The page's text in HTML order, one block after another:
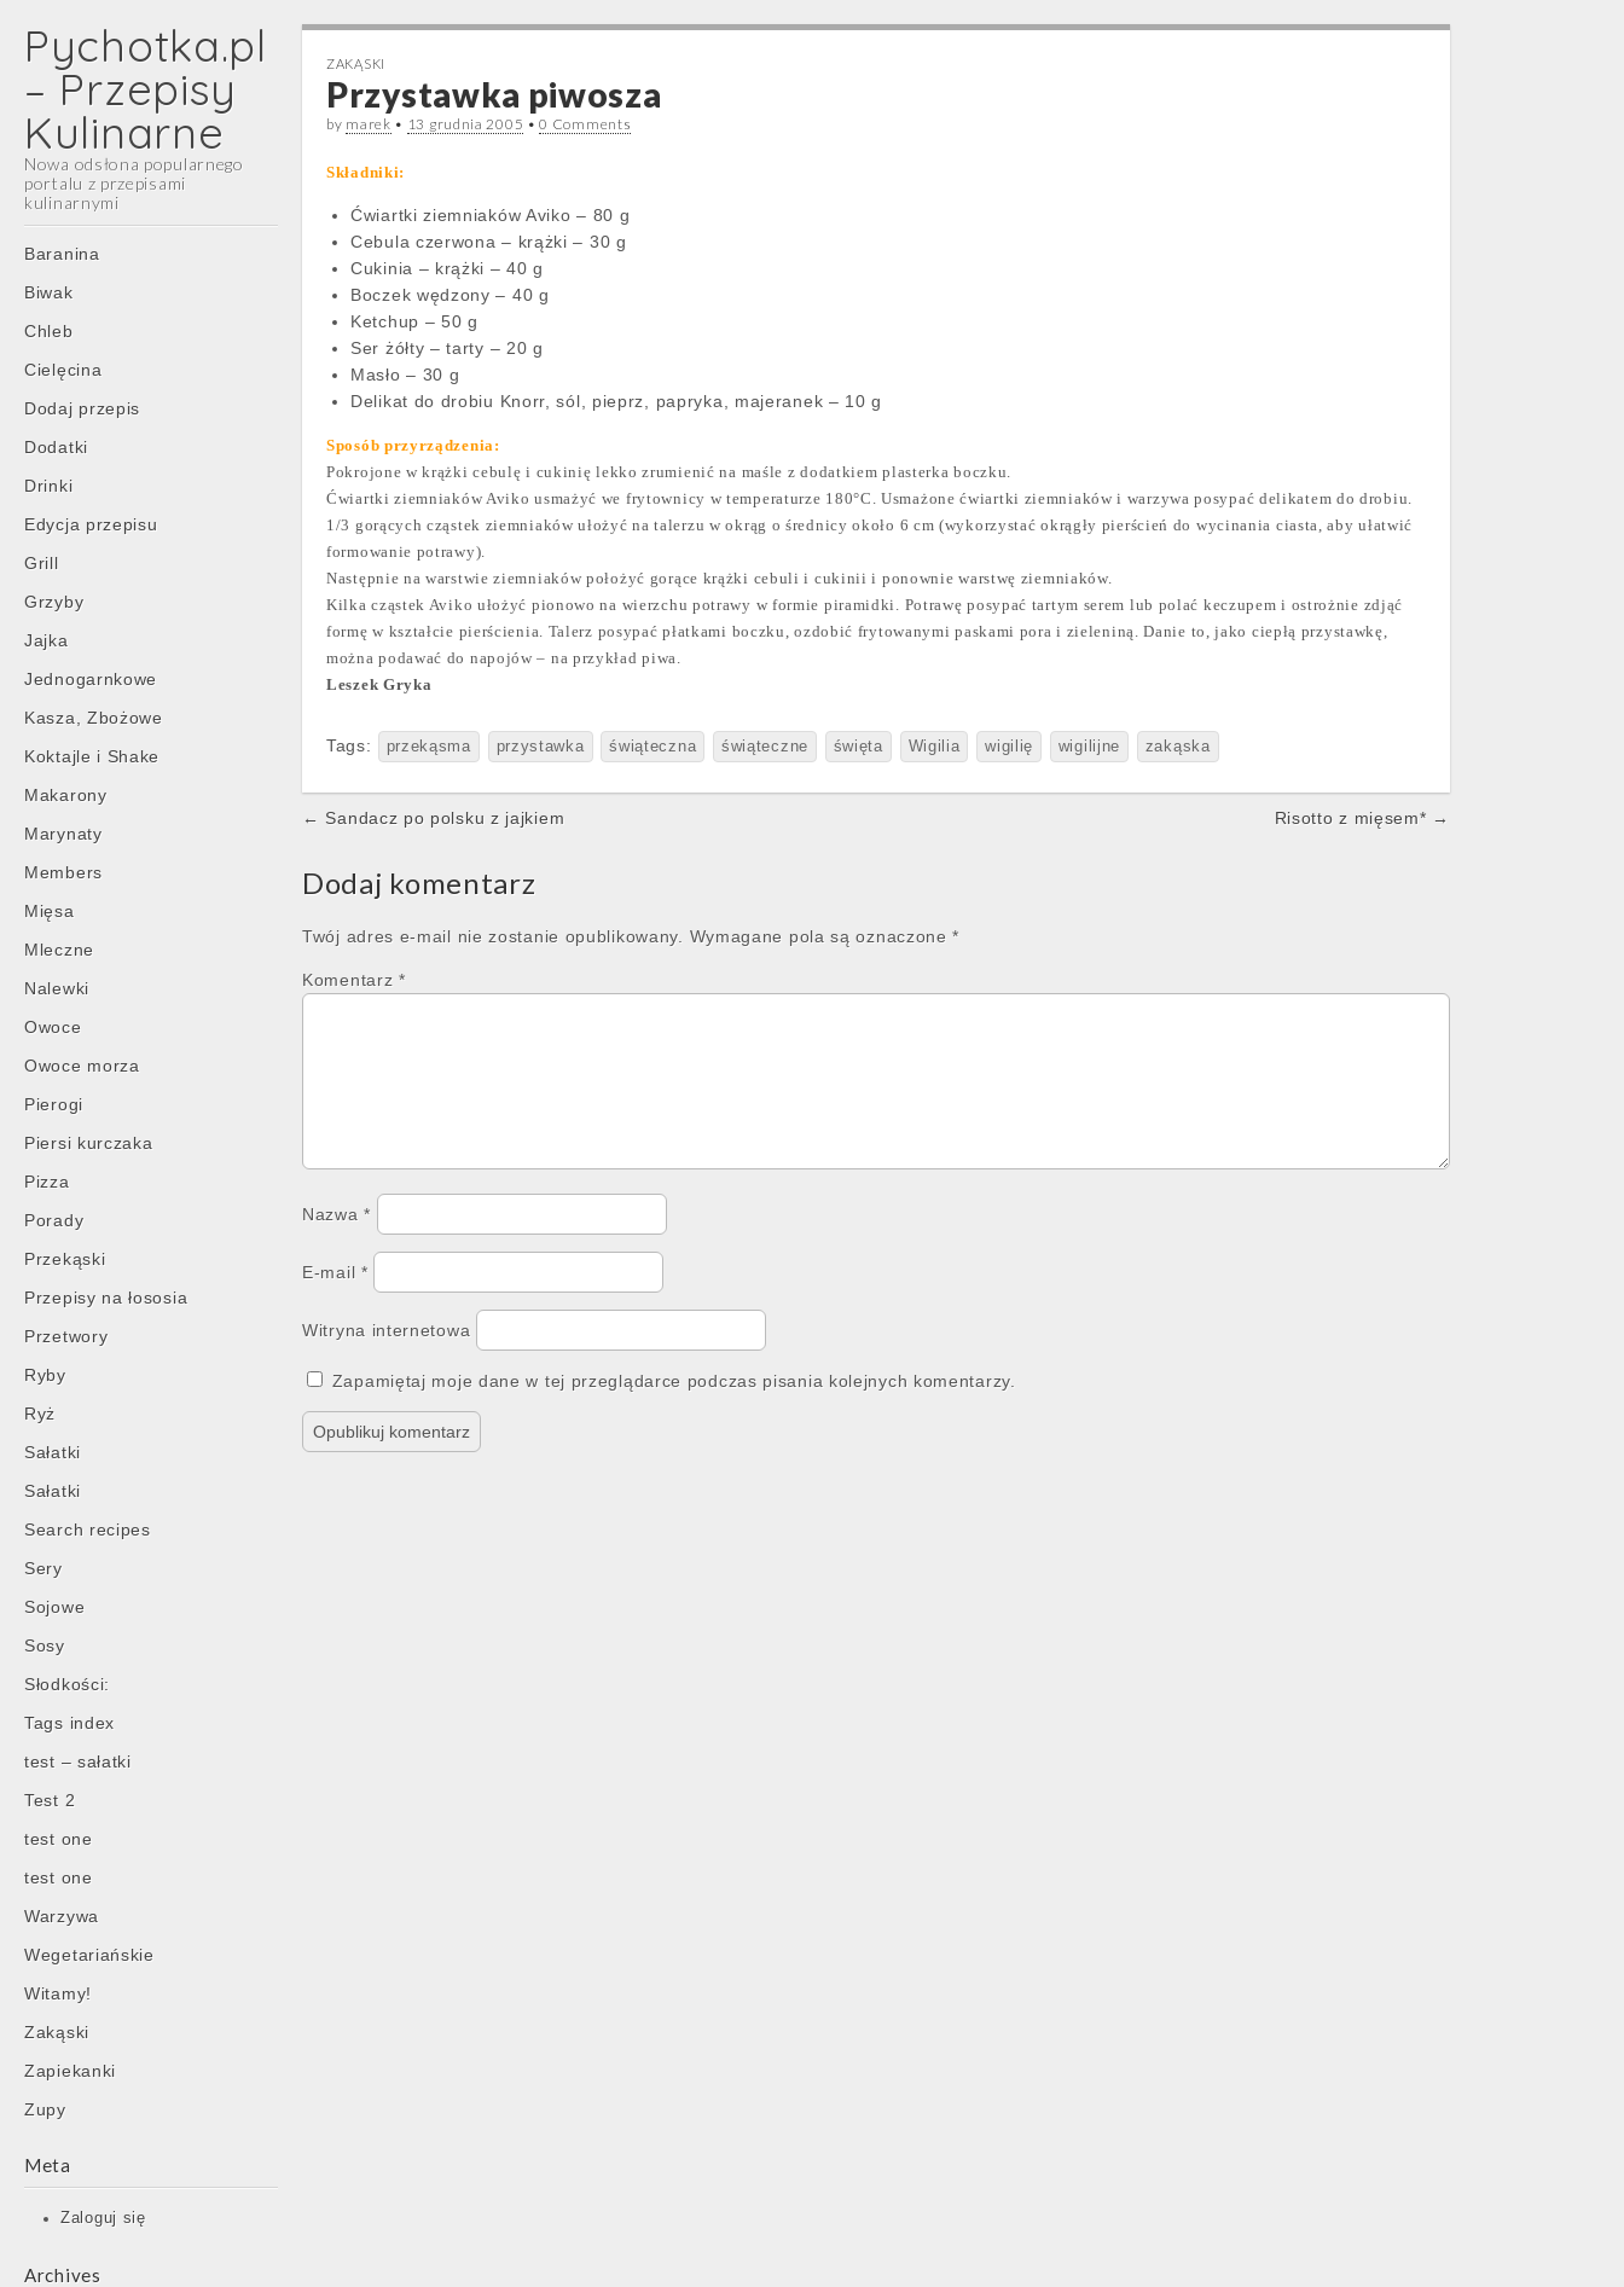
Pychotka.pl
– Przepisy
Kulinarne
Nowa odsłona popularnego
portalu z przepisami
kulinarnymi
Main
menu
Skip
content
Baranina
Biwak
Chleb
Cielęcina
Dodaj przepis
Dodatki
Drinki
Edycja przepisu
Grill
Grzyby
Jajka
Jednogarnkowe
Kasza, Zbożowe
Koktajle i Shake
Makarony
Marynaty
Members
Mięsa
Mleczne
Nalewki
Owoce
Owoce morza
Pierogi
Piersi kurczaka
Pizza
Porady
Przekąski
Przepisy na łososia
Przetwory
Ryby
Ryż
Sałatki
Sałatki
Search recipes
Sery
Sojowe
Sosy
Słodkości:
Tags index
test – sałatki
Test 2
test one
test one
Warzywa
Wegetariańskie
Witamy!
Zakąski
Zapiekanki
Zupy
Meta
Zaloguj się
Archives
ZAKĄSKI
Przystawka piwosza
by marek • 13 grudnia 2005 •0 Comments
Składniki:
Ćwiartki ziemniaków Aviko – 80 g
Cebula czerwona – krążki – 30 g
Cukinia – krążki – 40 g
Boczek wędzony – 40 g
Ketchup – 50 g
Ser żółty – tarty – 20 g
Masło – 30 g
Delikat do drobiu Knorr, sól, pieprz, papryka, majeranek – 10 g
Sposób przyrządzenia:
Pokrojone w krążki cebulę i cukinię lekko zrumienić na maśle z dodatkiem plasterka boczku.
Ćwiartki ziemniaków Aviko usmażyć we frytownicy w temperaturze 180°C. Usmażone ćwiartki ziemniaków i warzywa posypać delikatem do drobiu.
1/3 gorących cząstek ziemniaków ułożyć na talerzu w okrąg o średnicy około 6 cm (wykorzystać okrągły pierścień do wycinania ciasta, aby ułatwić
formowanie potrawy).
Następnie na warstwie ziemniaków położyć gorące krążki cebuli i cukinii i ponownie warstwę ziemniaków.
Kilka cząstek Aviko ułożyć pionowo na wierzchu potrawy w formie piramidki. Potrawę posypać tartym serem lub polać keczupem i ostrożnie zdjąć
formę w kształcie pierścienia. Talerz posypać płatkami boczku, ozdobić frytowanymi paskami pora i zieleniną. Danie to, jako ciepłą przystawkę,
można podawać do napojów – na przykład piwa.
Leszek Gryka
Tags: przekąsma przystawka świąteczna świąteczne święta Wigilia wigilię wigilijne zakąska
Post
← Sandacz po polsku z jajkiem Risotto z mięsem* →
Dodaj komentarz
Twój adres e-mail nie zostanie opublikowany. Wymagane pola są oznaczone*
Komentarz *
Nazwa*
E-mail *
Witryna internetowa
Zapamiętaj moje dane w tej przeglądarce podczas pisania kolejnych komentarzy.